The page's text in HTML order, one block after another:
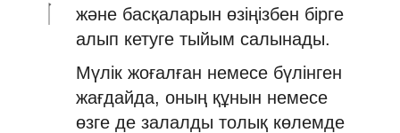
және басқаларын өзіңізбен бірге
алып кетуге тыйым салынады.
Мүлік жоғалған немесе бүлінген
жағдайда, оның құнын немесе
өзге де залалды толық көлемде